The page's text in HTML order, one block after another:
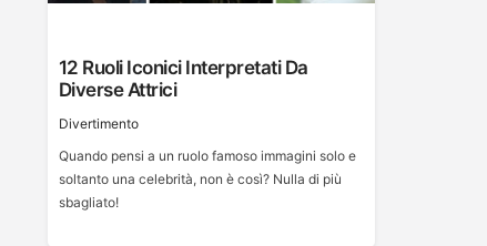
12 Ruoli Iconici Interpretati Da
Diverse Attrici
Divertimento
Quando pensi a un ruolo famoso immagini solo e
soltanto una celebrità, non è così? Nulla di più
sbagliato!